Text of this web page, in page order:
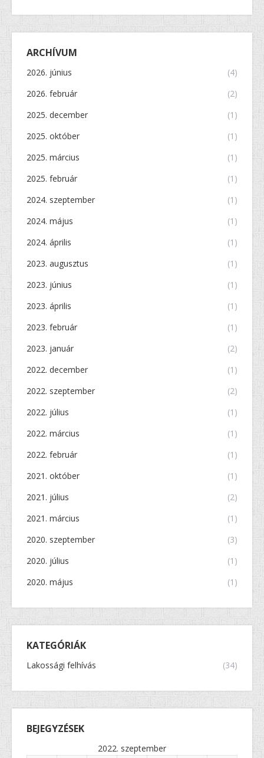
ARCHÍVUM
2026. június
(4)
2026. február
(2)
2025. december
(1)
2025. október
(1)
2025. március
(1)
2025. február
(1)
2024. szeptember
(1)
2024. május
(1)
2024. április
(1)
2023. augusztus
(1)
2023. június
(1)
2023. április
(1)
2023. február
(1)
2023. január
(2)
2022. december
(1)
2022. szeptember
(2)
2022. július
(1)
2022. március
(1)
2022. február
(1)
2021. október
(1)
2021. július
(2)
2021. március
(1)
2020. szeptember
(3)
2020. július
(1)
2020. május
(1)
KATEGÓRIÁK
Lakossági felhívás (34)
BEJEGYZÉSEK
2022. szeptember